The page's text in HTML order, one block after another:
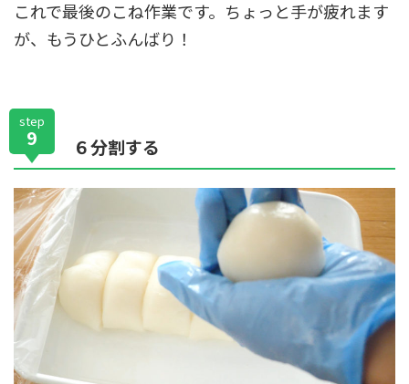
これで最後のこね作業です。ちょっと手が疲れます
が、もうひとふんばり！
step
9 ６分割する